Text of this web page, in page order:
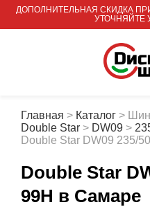
ДОПОЛНИТЕЛЬНАЯ СКИДКА
УТОЧНЯЙТЕ
Главная > Каталог >
Double Star > DW09 >
Double Star DW09 235/
Double Star
99H в Самаре